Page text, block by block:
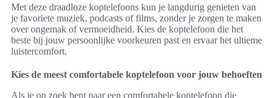
Met deze draadloze koptelefoons kun je langdurig genieten van
je favoriete muziek, podcasts of films, zonder je zorgen te maken
over ongemak of vermoeidheid. Kies de koptelefoon die het
beste bij jouw persoonlijke voorkeuren past en ervaar het ultieme
luistercomfort.
Kies de meest comfortabele koptelefoon voor jouw behoeften
Als je op zoek bent naar een comfortabele koptelefoon die